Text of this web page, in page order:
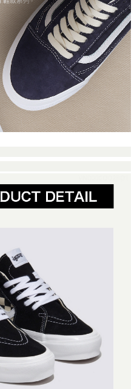
度不足之情形，本公司將視審查結果
資訊註冊。若發現惡意使用之情形，
戶之使用額度並採取法律行動。